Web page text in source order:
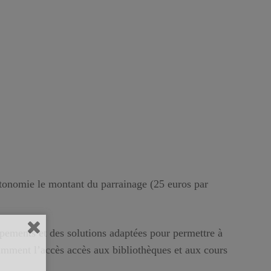
le montant du parrainage (25 euros par
et des solutions adaptées pour permettre à
l’accès accès aux bibliothèques et aux cours